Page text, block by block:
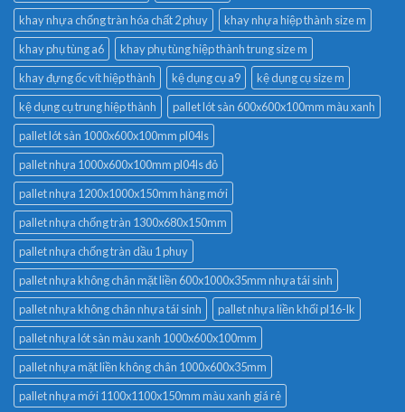
khay nhựa chống tràn hóa chất 2 phuy
khay nhựa hiệp thành size m
khay phụ tùng a6
khay phụ tùng hiệp thành trung size m
khay đựng ốc vít hiệp thành
kệ dụng cụ a9
kệ dụng cụ size m
kệ dụng cụ trung hiệp thành
pallet lót sàn 600x600x100mm màu xanh
pallet lót sàn 1000x600x100mm pl04ls
pallet nhựa 1000x600x100mm pl04ls đỏ
pallet nhựa 1200x1000x150mm hàng mới
pallet nhựa chống tràn 1300x680x150mm
pallet nhựa chống tràn dầu 1 phuy
pallet nhựa không chân mặt liền 600x1000x35mm nhựa tái sinh
pallet nhựa không chân nhựa tái sinh
pallet nhựa liền khối pl16-lk
pallet nhựa lót sàn màu xanh 1000x600x100mm
pallet nhựa mặt liền không chân 1000x600x35mm
pallet nhựa mới 1100x1100x150mm màu xanh giá rẻ